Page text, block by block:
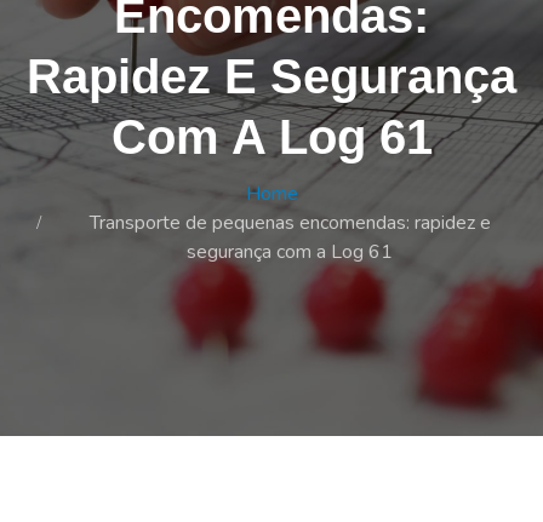
Encomendas:
Rapidez E Segurança
Com A Log 61
Home
Transporte de pequenas encomendas: rapidez e
segurança com a Log 61